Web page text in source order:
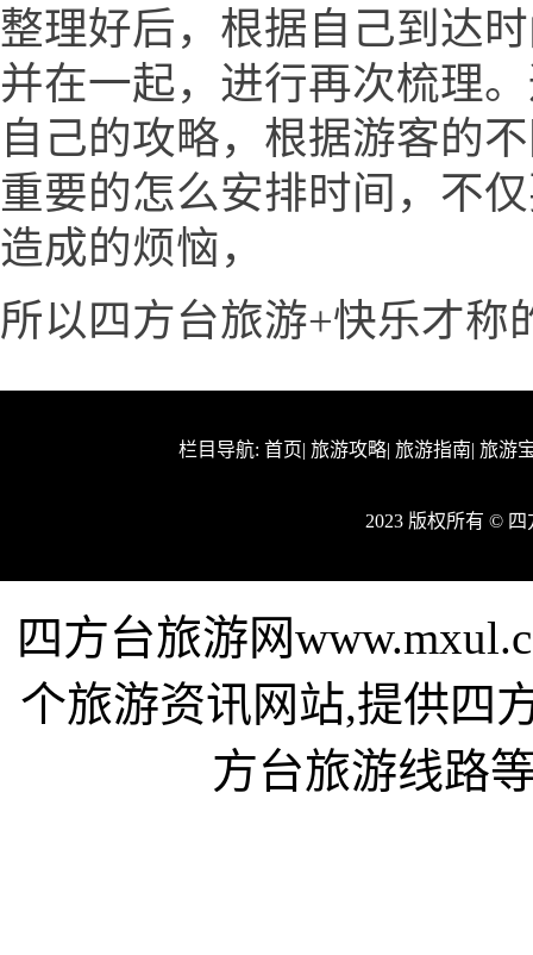
整理好后，根据自己到达
并在一起，进行再次梳理
自己的攻略，根据游客的
重要的怎么安排时间，不
造成的烦恼，
所以四方台旅游+快乐才称
栏目导航: 首页| 旅游攻略| 旅游指南| 旅游
2023 版权所有 ©
四方台旅游网
个旅游资讯网站,提供四
方台旅游线路